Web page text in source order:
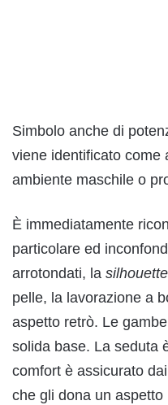
Simbolo anche di
viene identificato come
ambiente maschile o
È immediatamente
particolare ed
arrotondati, la silhouette
pelle, la lavorazione a
aspetto retrò. Le
solida base. La seduta
comfort è assicurato
che gli dona un